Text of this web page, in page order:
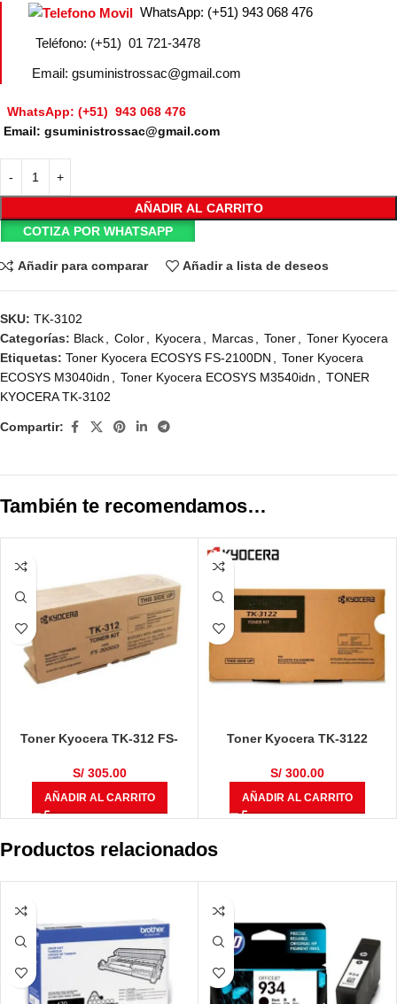
WhatsApp: (+51) 943 068 476
Teléfono: (+51) 01 721-3478
Email: gsuministrossac@gmail.com
WhatsApp: (+51) 943 068 476
Email: gsuministrossac@gmail.com
AÑADIR AL CARRITO
COTIZA POR WHATSAPP
Añadir para comparar Añadir a lista de deseos
SKU: TK-3102
Categorías: Black Color Kyocera Marcas Toner
Toner Kyocera
Etiquetas: Toner Kyocera ECOSYS FS-2100DN
Toner Kyocera
ECOSYS M3040idn
Toner Kyocera ECOSYS M3540idn
TONER
KYOCERA TK-3102
Compartir:
También te recomendamos…
Toner Kyocera TK-312 FS-
S/305.00
AÑADIR AL CARRITO
Toner Kyocera TK-3122
M3550idn Negro 21,000
S/300.00
AÑADIR AL CARRITO
Productos relacionados